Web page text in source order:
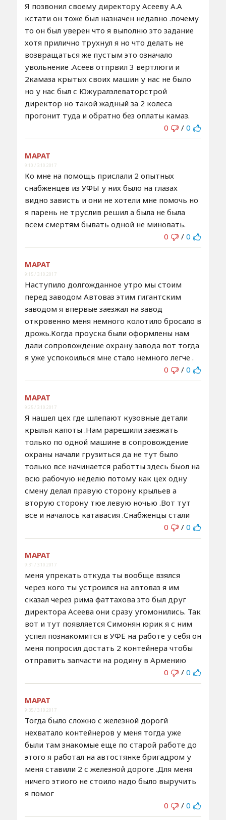
Я позвонил своему директору Асееву А.А
кстати он тоже был назначен недавно .почему
то он был уверен что я выполню это задание
хотя прилично трухнул я но что делать не
возвращаться же пустым это означало
увольнение .Асеев отпрвил 3 вертлюги и
2камаза крытых своих машин у нас не было
но у нас был с Южуралэлеваторстрой
директор но такой жадный за 2 колеса
прогонит туда и обратно без оплаты камаз.
0
/ 0
МАРАТ
9:10 / 3.10.2017
Ко мне на помощь прислали 2 опытных
снабженцев из УФЫ у них было на глазах
видно зависть и они не хотели мне помочь но
я парень не труслив решил а была не была
всем смертям бывать одной не миновать.
0
/ 0
МАРАТ
9:15 / 3.10.2017
Наступило долгожданное утро мы стоим
перед заводом Автоваз этим гигантским
заводом я впервые заезжал на завод
откровенно меня немного колотило бросало в
дрожь.Когда проуска были оформлены нам
дали сопровождение охрану завода вот тогда
я уже успокоилься мне стало немного легче .
0
/ 0
МАРАТ
9:25 / 3.10.2017
Я нашел цех где шлепают кузовные детали
крылья капоты .Нам рарешили заезжать
только по одной машине в сопровождение
охраны начали грузиться да не тут было
только все начинается работты здесь быол на
всю рабочую неделю потому как цех одну
смену делал правую сторону крыльев а
вторую сторону тюе левую ночью .Вот тут
все и началось катавасия .Снабженцы стали
0
/ 0
МАРАТ
9:31 / 3.10.2017
меня упрекать откуда ты вообще взялся
через кого ты устроился на автоваз я им
сказал через рима фаттахова это был друг
директора Асеева они сразу угомонились. Так
вот и тут появляется Симонян юрик я с ним
успел познакомится в УФЕ на работе у себя он
меня попросил достать 2 контейнера чтобы
отправить запчасти на родину в Армению
0
/ 0
МАРАТ
9:35 / 3.10.2017
Тогда было сложно с железной дорогй
нехватало контейнеров у меня тогда уже
были там знакомые еще по старой работе до
этого я работал на автостянке бригадром у
меня ставили 2 с железной дороге .Для меня
ничего этиого не стоило надо было выручить
я помог
0
/ 0